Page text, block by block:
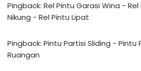
Pingback: Rel Pintu Garasi Wina -
Nikung - Rel Pintu Lipat
Pingback: Pintu Partisi Sliding - Pintu
Ruangan